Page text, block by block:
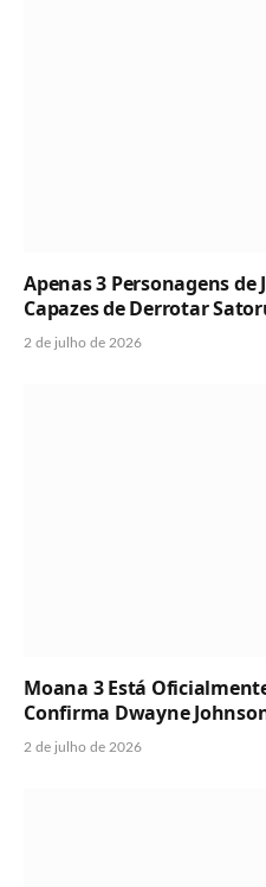
Apenas 3 Personagens de
Capazes de Derrotar
2 de julho de 2026
Moana 3 Está
Confirma Dwayne
2 de julho de 2026